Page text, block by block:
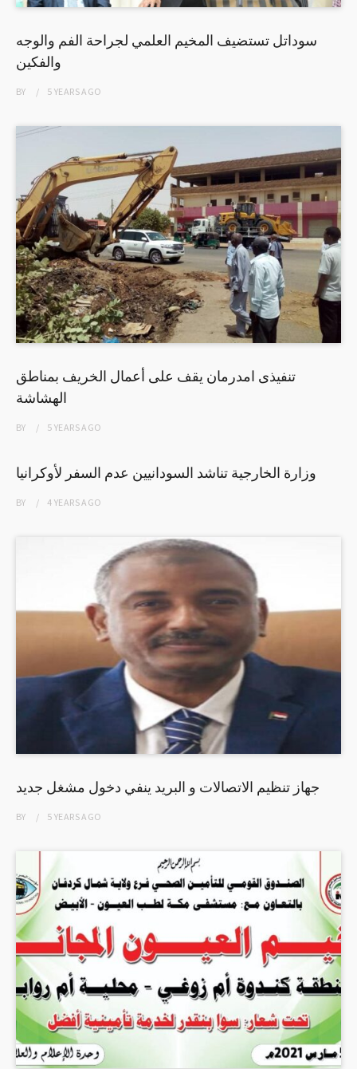
سوداتل تستضيف المخيم العلمي لجراحة الفم والوجه
والفكين
BY 5 YEARSAGO
تنفيذى امدرمان يقف على أعمال الخريف بمناطق
الهشاشة
BY 5 YEARSAGO
وزارة الخارجية تناشد السودانيين عدم السفر لأوكرانيا
BY 4 YEARSAGO
جهاز تنظيم الاتصالات و البريد ينفي دخول مشغل جديد
BY 5 YEARSAGO